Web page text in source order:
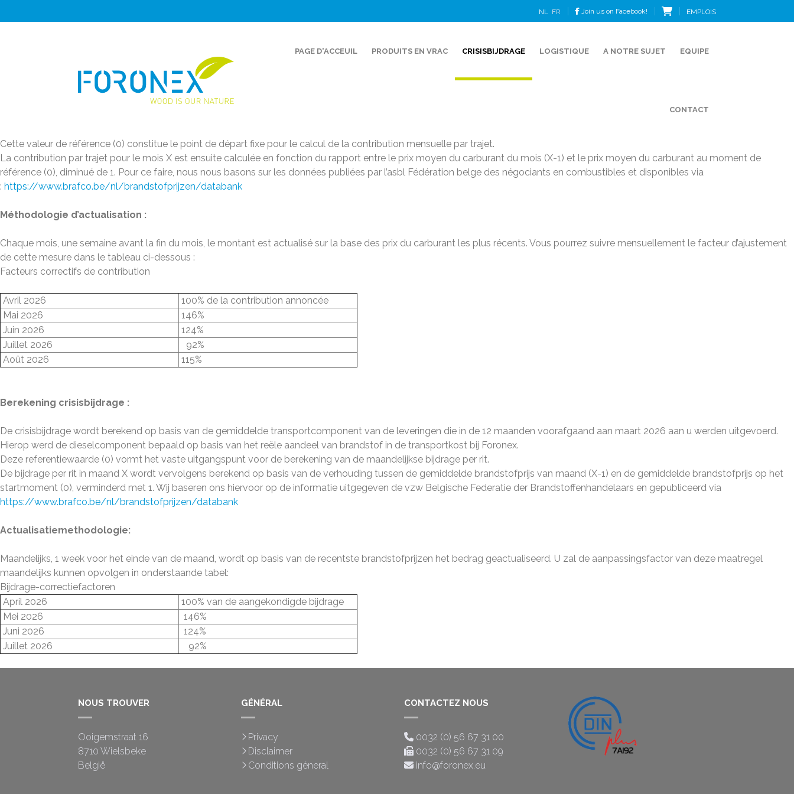
NL FR Join us on Facebook! EMPLOIS
PAGE D'ACCEUIL PRODUITS EN VRAC CRISISBIJDRAGE LOGISTIQUE A NOTRE SUJET EQUIPE
CONTACT
Calcul de la contribution de crise :
La contribution de crise est calculée sur la base de la composante transport moyenne des livraisons qui vous ont été effectuées au cours des 12 mois précédant mars 2026. Sur cette
Cette valeur de référence (0) constitue le point de départ fixe pour le calcul de la contribution mensuelle par trajet.
La contribution par trajet pour le mois X est ensuite calculée en fonction du rapport entre le prix moyen du carburant du mois (X-1) et le prix moyen du carburant au moment de
référence (0), diminué de 1. Pour ce faire, nous nous basons sur les données publiées par l’asbl Fédération belge des négociants en combustibles et disponibles via
: https://www.brafco.be/nl/brandstofprijzen/databank
Méthodologie d’actualisation :
Chaque mois, une semaine avant la fin du mois, le montant est actualisé sur la base des prix du carburant les plus récents. Vous pourrez suivre mensuellement le facteur d’ajustement
de cette mesure dans le tableau ci-dessous :
Facteurs correctifs de contribution
Avril 2026
100% de la contribution annoncée
Mai 2026
146%
Juin 2026
124%
Juillet 2026
92%
Août 2026
115%
Berekening crisisbijdrage :
De crisisbijdrage wordt berekend op basis van de gemiddelde transportcomponent van de leveringen die in de 12 maanden voorafgaand aan maart 2026 aan u werden uitgevoerd.
Hierop werd de dieselcomponent bepaald op basis van het reële aandeel van brandstof in de transportkost bij Foronex.
Deze referentiewaarde (0) vormt het vaste uitgangspunt voor de berekening van de maandelijkse bijdrage per rit.
De bijdrage per rit in maand X wordt vervolgens berekend op basis van de verhouding tussen de gemiddelde brandstofprijs van maand (X-1) en de gemiddelde brandstofprijs op het
startmoment (0), verminderd met 1. Wij baseren ons hiervoor op de informatie uitgegeven de vzw Belgische Federatie der Brandstoffenhandelaars en gepubliceerd via
https://www.brafco.be/nl/brandstofprijzen/databank
Actualisatiemethodologie:
Maandelijks, 1 week voor het einde van de maand, wordt op basis van de recentste brandstofprijzen het bedrag geactualiseerd. U zal de aanpassingsfactor van deze maatregel
maandelijks kunnen opvolgen in onderstaande tabel:
Bijdrage-correctiefactoren
April 2026
100% van de aangekondigde bijdrage
Mei 2026
146%
Juni 2026
124%
Juillet 2026
92%
NOUS TROUVER
Ooigemstraat 16
8710 Wielsbeke
België
GÉNÉRAL
Privacy
Disclaimer
Conditions géneral
CONTACTEZ NOUS
0032 (0) 56 67 31 00
0032 (0) 56 67 31 09
info@foronex.eu